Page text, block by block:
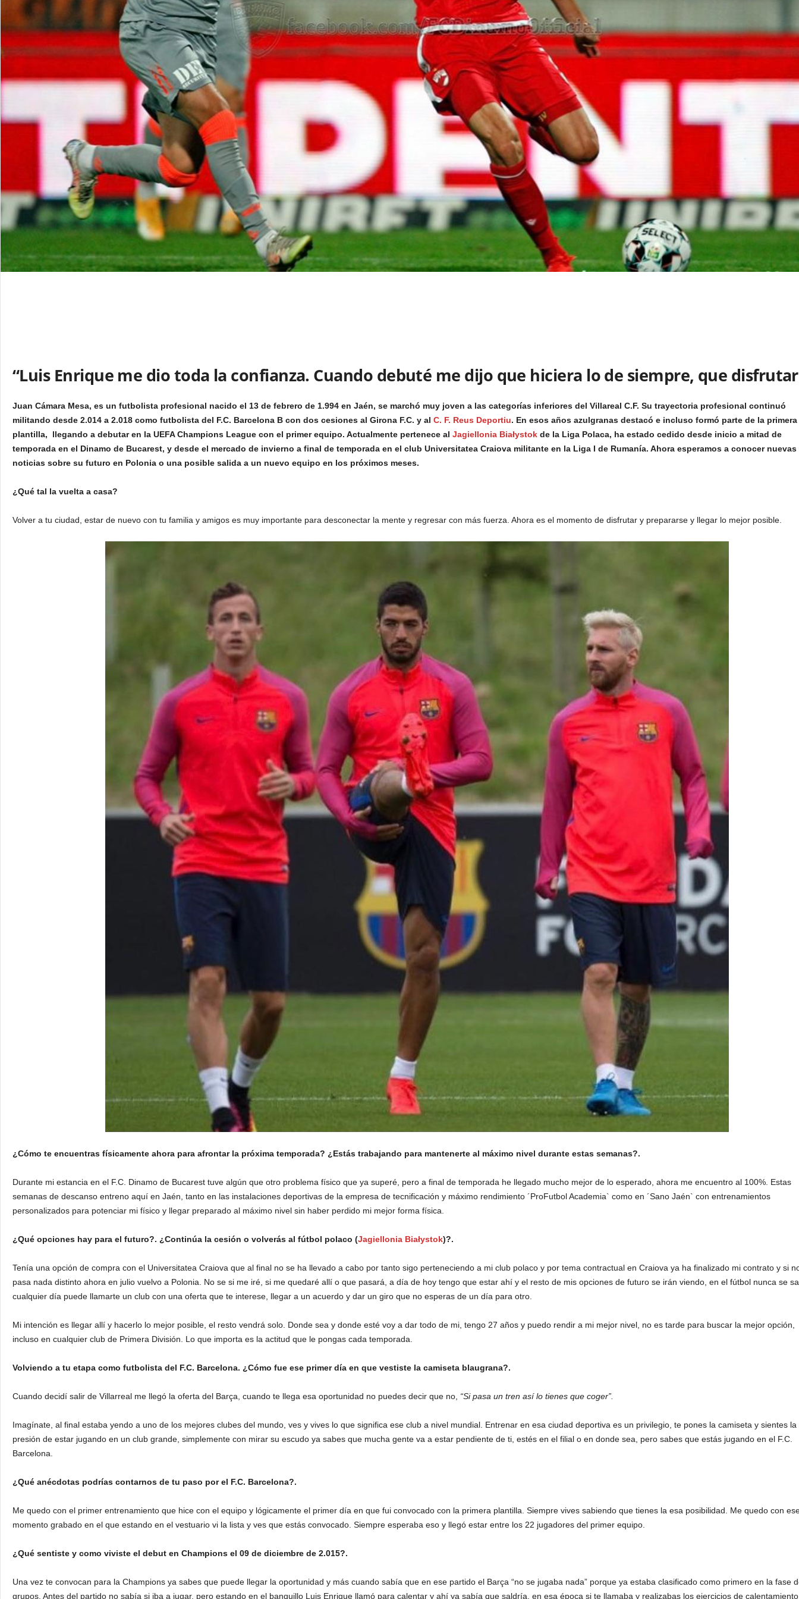
“Luis Enrique me dio toda la confianza. Cuando debuté me dijo que hiciera lo de siempre, que
Juan Cámara Mesa, es un futbolista profesional nacido el 13 de febrero de 1.994 en Jaén, se marchó muy joven a las categorías inferiores del Villareal C.F. Su trayectoria profesional continuó
militando desde 2.014 a 2.018 como futbolista del F.C. Barcelona B con dos cesiones al Girona F.C. y al C. F. Reus Deportiu. En esos años azulgranas destacó e incluso formó parte de la primera
plantilla, llegando a debutar en la UEFA Champions League con el primer equipo. Actualmente pertenece al Jagiellonia Białystok de la Liga Polaca, ha estado cedido desde inicio a mitad de
temporada en el Dinamo de Bucarest, y desde el mercado de invierno a final de temporada en el club Universitatea Craiova militante en la Liga I de Rumanía. Ahora esperamos a conocer nuevas
noticias sobre su futuro en Polonia o una posible salida a un nuevo equipo en los próximos meses.
¿Qué tal la vuelta a casa?
Volver a tu ciudad, estar de nuevo con tu familia y amigos es muy importante para desconectar la mente y regresar con más fuerza. Ahora es el momento de disfrutar y prepararse y llegar lo mejor posible.
¿Cómo te encuentras físicamente ahora para afrontar la próxima temporada? ¿Estás trabajando para mantenerte al máximo nivel durante estas semanas?.
Durante mi estancia en el F.C. Dinamo de Bucarest tuve algún que otro problema físico que ya superé, pero a final de temporada he llegado mucho mejor de lo esperado, ahora me encuentro al 100%. Estas
semanas de descanso entreno aquí en Jaén, tanto en las instalaciones deportivas de la empresa de tecnificación y máximo rendimiento ´ProFutbol Academia` como en ´Sano Jaén` con entrenamientos
personalizados para potenciar mi físico y llegar preparado al máximo nivel sin haber perdido mi mejor forma física.
¿Qué opciones hay para el futuro?. ¿Continúa la cesión o volverás al fútbol polaco (Jagiellonia Białystok)?.
Tenía una opción de compra con el Universitatea Craiova que al final no se ha llevado a cabo por tanto sigo perteneciendo a mi club polaco y por tema contractual en Craiova ya ha finalizado mi contrato y si
pasa nada distinto ahora en julio vuelvo a Polonia. No se si me iré, si me quedaré allí o que pasará, a día de hoy tengo que estar ahí y el resto de mis opciones de futuro se irán viendo, en el fútbol nunca se
cualquier día puede llamarte un club con una oferta que te interese, llegar a un acuerdo y dar un giro que no esperas de un día para otro.
Mi intención es llegar allí y hacerlo lo mejor posible, el resto vendrá solo. Donde sea y donde esté voy a dar todo de mi, tengo 27 años y puedo rendir a mi mejor nivel, no es tarde para buscar la mejor opción,
incluso en cualquier club de Primera División. Lo que importa es la actitud que le pongas cada temporada.
Volviendo a tu etapa como futbolista del F.C. Barcelona. ¿Cómo fue ese primer día en que vestiste la camiseta blaugrana?.
Cuando decidí salir de Villarreal me llegó la oferta del Barça, cuando te llega esa oportunidad no puedes decir que no, “Si pasa un tren así lo tienes que coger”.
Imagínate, al final estaba yendo a uno de los mejores clubes del mundo, ves y vives lo que significa ese club a nivel mundial. Entrenar en esa ciudad deportiva es un privilegio, te pones la camiseta y sientes la
presión de estar jugando en un club grande, simplemente con mirar su escudo ya sabes que mucha gente va a estar pendiente de ti, estés en el filial o en donde sea, pero sabes que estás jugando en el F.C.
Barcelona.
¿Qué anécdotas podrías contarnos de tu paso por el F.C. Barcelona?.
Me quedo con el primer entrenamiento que hice con el equipo y lógicamente el primer día en que fui convocado con la primera plantilla. Siempre vives sabiendo que tienes la esa posibilidad. Me quedo con
momento grabado en el que estando en el vestuario vi la lista y ves que estás convocado. Siempre esperaba eso y llegó estar entre los 22 jugadores del primer equipo.
¿Qué sentiste y como viviste el debut en Champions el 09 de diciembre de 2.015?.
Una vez te convocan para la Champions ya sabes que puede llegar la oportunidad y más cuando sabía que en ese partido el Barça “no se jugaba nada” porque ya estaba clasificado como primero en la fase
grupos. Antes del partido no sabía si iba a jugar, pero estando en el banquillo Luis Enrique llamó para calentar y ahí ya sabía que saldría, en esa época si te llamaba y realizabas los ejercicios de